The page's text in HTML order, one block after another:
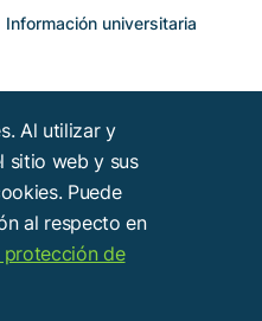
Información universitaria
Al utilizar y
sitio web y sus
Puede
al respecto en
de